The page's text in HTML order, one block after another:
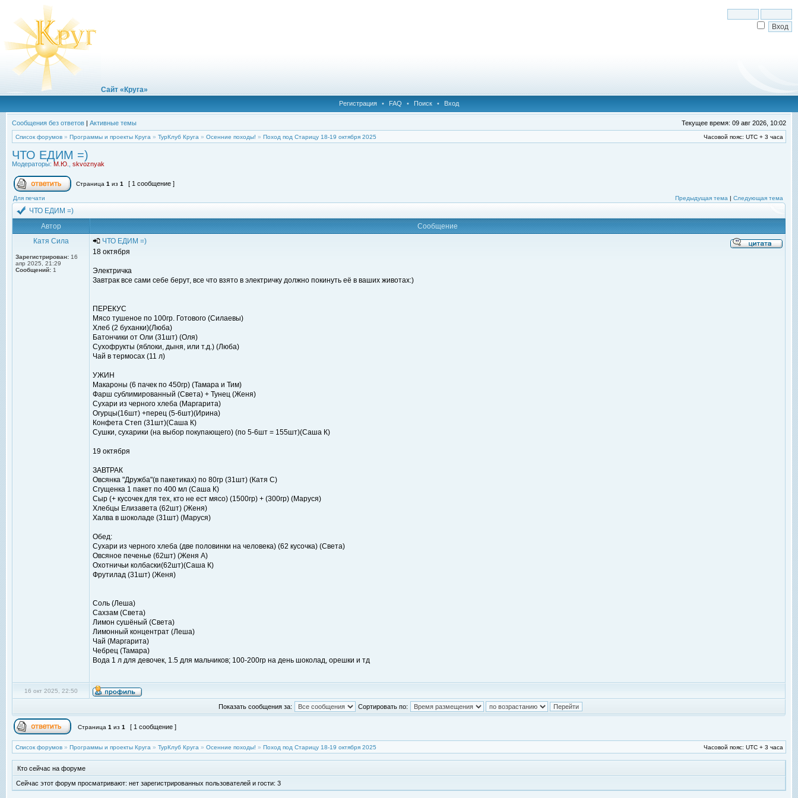
Сайт «Круга»
Регистрация • FAQ • Поиск • Вход
Сообщения без ответов | Активные темы Текущее время: 09 авг 2026, 10:02
Список форумов » Программы и проекты Круга » ТурКлуб Круга » Осенние походы! » Поход под Старицу 18-19 октября 2025 Часовой пояс: UTC + 3 часа
ЧТО ЕДИМ =)
Модераторы: М.Ю. skvoznyak
Страница 1 из 1 [ 1 сообщение ]
Для печати Предыдущая тема | Следующая тема
ЧТО ЕДИМ =)
Автор
Сообщение
Катя Сила
Зарегистрирован: 16
апр 2025, 21:29
Сообщений: 1
ЧТО ЕДИМ =)
18 октября
Электричка
Завтрак все сами себе берут, все что взято в электричку должно покинуть её в ваших животах:)
ПЕРЕКУС
Мясо тушеное по 100гр. Готового (Силаевы)
Хлеб (2 буханки)(Люба)
Батончики от Оли (31шт) (Оля)
Сухофрукты (яблоки, дыня, или т.д.) (Люба)
Чай в термосах (11 л)
УЖИН
Макароны (6 пачек по 450гр) (Тамара и Тим)
Фарш сублимированный (Света) + Тунец (Женя)
Сухари из черного хлеба (Маргарита)
Огурцы(16шт) +перец (5-6шт)(Ирина)
Конфета Степ (31шт)(Саша К)
Сушки, сухарики (на выбор покупающего) (по 5-6шт = 155шт)(Саша К)
19 октября
ЗАВТРАК
Овсянка "Дружба"(в пакетиках) по 80гр (31шт) (Катя С)
Сгущенка 1 пакет по 400 мл (Саша К)
Сыр (+ кусочек для тех, кто не ест мясо) (1500гр) + (300гр) (Маруся)
Хлебцы Елизавета (62шт) (Женя)
Халва в шоколаде (31шт) (Маруся)
Обед:
Сухари из черного хлеба (две половинки на человека) (62 кусочка) (Света)
Овсяное печенье (62шт) (Женя А)
Охотничьи колбаски(62шт)(Саша К)
Фрутилад (31шт) (Женя)
Соль (Леша)
Сахзам (Света)
Лимон сушёный (Света)
Лимонный концентрат (Леша)
Чай (Маргарита)
Чебрец (Тамара)
Вода 1 л для девочек, 1.5 для мальчиков; 100-200гр на день шоколад, орешки и тд
16 окт 2025, 22:50
Показать сообщения за: Сортировать по:
Страница 1 из 1 [ 1 сообщение ]
Список форумов » Программы и проекты Круга » ТурКлуб Круга » Осенние походы! » Поход под Старицу 18-19 октября 2025 Часовой пояс: UTC + 3 часа
Кто сейчас на форуме
Сейчас этот форум просматривают: нет зарегистрированных пользователей и гости: 3